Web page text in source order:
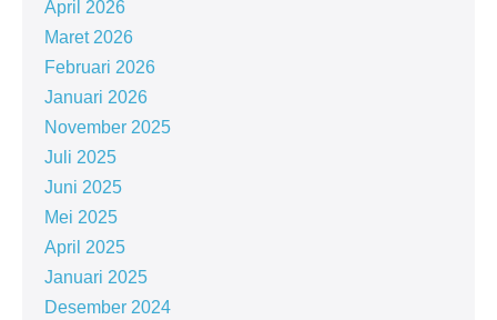
April 2026
Maret 2026
Februari 2026
Januari 2026
November 2025
Juli 2025
Juni 2025
Mei 2025
April 2025
Januari 2025
Desember 2024